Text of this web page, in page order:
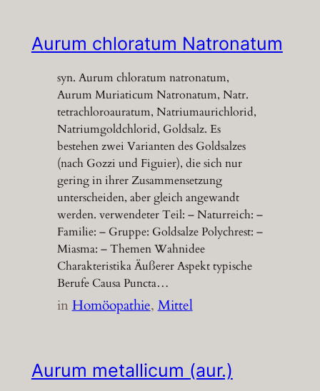
Aurum chloratum Natronatum
syn. Aurum chloratum natronatum,
Aurum Muriaticum Natronatum, Natr.
tetrachloroauratum, Natriumaurichlorid,
Natriumgoldchlorid, Goldsalz. Es
bestehen zwei Varianten des Goldsalzes
(nach Gozzi und Figuier), die sich nur
gering in ihrer Zusammensetzung
unterscheiden, aber gleich angewandt
werden. verwendeter Teil: – Naturreich: –
Familie: – Gruppe: Goldsalze Polychrest: –
Miasma: – Themen Wahnidee
Charakteristika Äußerer Aspekt typische
Berufe Causa Puncta…
inHomöopathie, Mittel
Aurum metallicum (aur.)